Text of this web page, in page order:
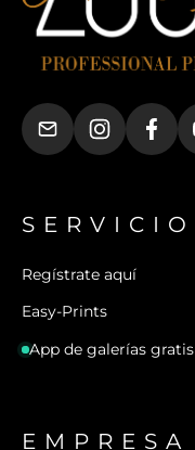
SERVICIO
Regístrate aquí
Easy-Prints
App de galerías gratis
EMPRESA